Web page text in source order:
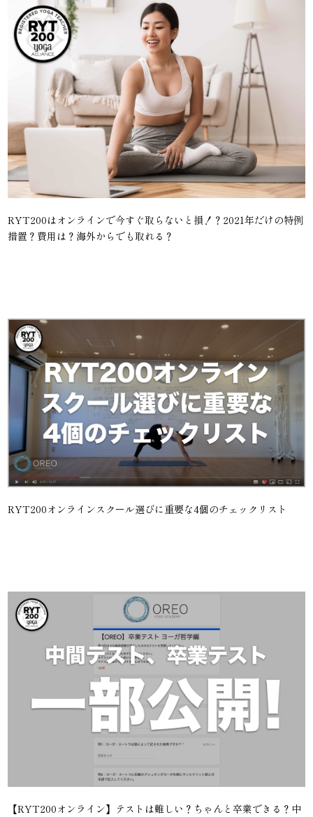
RYT200はオンラインで今すぐ取らないと損！？2021年だけの特例
措置？費用は？海外からでも取れる？
RYT200オンラインスクール選びに重要な4個のチェックリスト
【RYT200オンライン】テストは難しい？ちゃんと卒業できる？中